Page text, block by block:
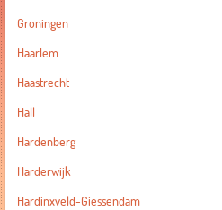
Groningen
Haarlem
Haastrecht
Hall
Hardenberg
Harderwijk
Hardinxveld-Giessendam